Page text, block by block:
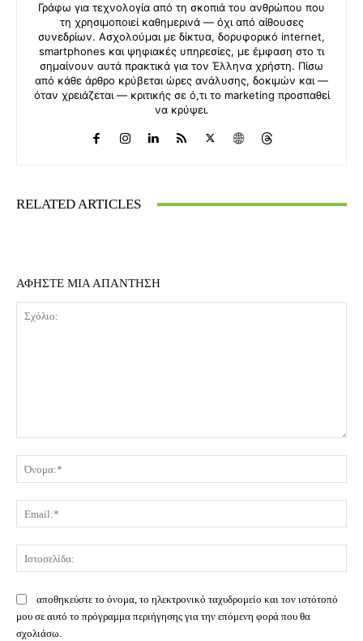
Γράφω για τεχνολογία από τη σκοπιά του ανθρώπου που
τη χρησιμοποιεί καθημερινά — όχι από αίθουσες
συνεδρίων. Ασχολούμαι με δίκτυα, δορυφορικό internet,
smartphones και ψηφιακές υπηρεσίες, με έμφαση στο τι
σημαίνουν αυτά πρακτικά για τον Έλληνα χρήστη. Πίσω
από κάθε άρθρο κρύβεται ώρες ανάλυσης, δοκιμών και —
όταν χρειάζεται — κριτικής σε ό,τι το marketing προσπαθεί
να κρύψει.
RELATED ARTICLES
ΑΦΗΣΤΕ ΜΙΑ ΑΠΑΝΤΗΣΗ
αποθηκεύστε το όνομα, το ηλεκτρονικό ταχυδρομείο και τον ιστότοπό
μου σε αυτό το πρόγραμμα περιήγησης για την επόμενη φορά που θα
σχολιάσω.